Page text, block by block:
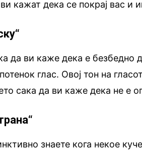
кажат дека се покрај вас
да ви каже дека е безбедно
глас. Овој тон на
сака да ви каже дека не е
знаете кога некое